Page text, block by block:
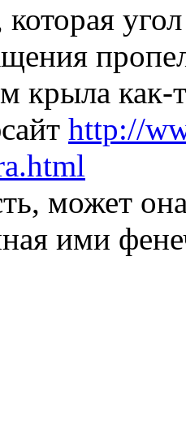
которая
крыла как-
http://
может
ими